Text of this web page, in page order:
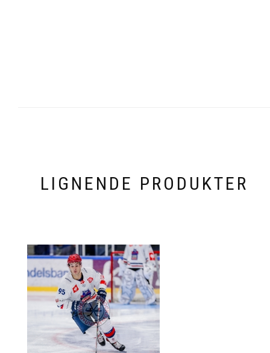
LIGNENDE PRODUKTER